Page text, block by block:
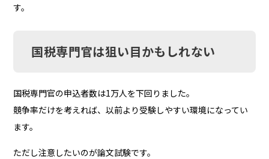
す。
国税専門官は狙い目かもしれない
国税専門官の申込者数は1万人を下回りました。
競争率だけを考えれば、以前より受験しやすい環境になってい
ます。
ただし注意したいのが論文試験です。